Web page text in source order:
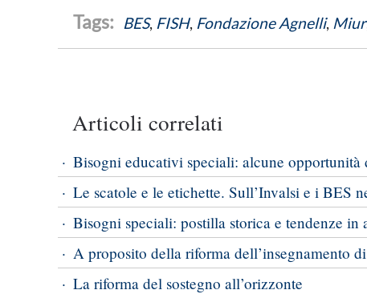
BES, FISH, Fondazione Agnelli, Miur,
Articoli correlati
Bisogni educativi speciali: alcune
Le scatole e le etichette. Sull’Invalsi e i BES
Bisogni speciali: postilla storica e tendenze in
A proposito della riforma dell’insegnamento
La riforma del sostegno all’orizzonte